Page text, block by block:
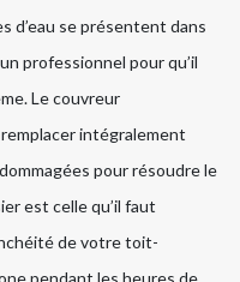
d’eau se présentent dans
professionnel pour qu’il
Le couvreur
intégralement
pour résoudre le
est celle qu’il faut
de votre toit-
pendant les heures de